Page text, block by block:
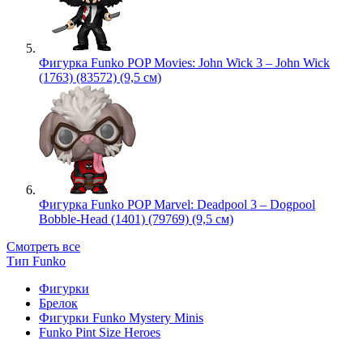
Фигурка Funko POP Movies: John Wick 3 – John Wick
(1763) (83572) (9,5 см)
Фигурка Funko POP Marvel: Deadpool 3 – Dogpool
Bobble-Head (1401) (79769) (9,5 см)
Смотреть все
Тип Funko
Фигурки
Брелок
Фигурки Funko Mystery Minis
Funko Pint Size Heroes